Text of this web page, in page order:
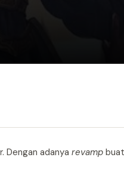
Dengan adanya revamp buat